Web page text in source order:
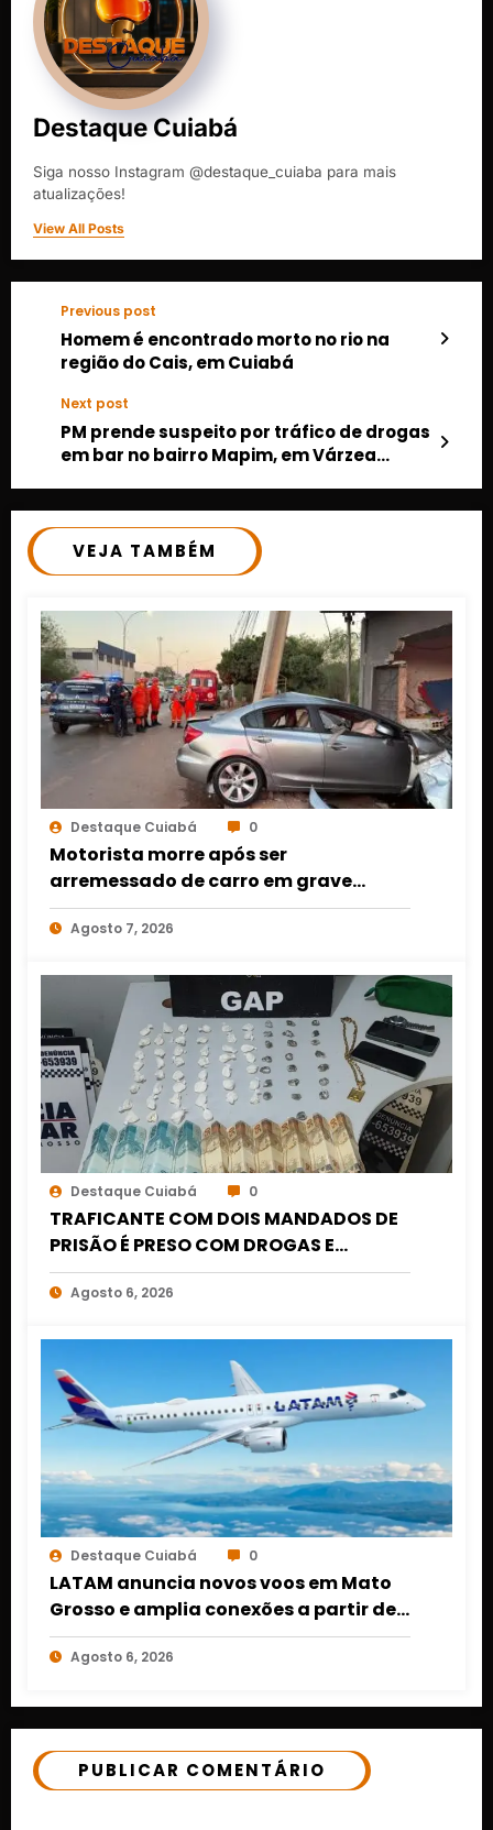
Destaque Cuiabá
Siga nosso Instagram @destaque_cuiaba para mais
atualizações!
View All Posts
Previous post
Homem é encontrado morto no rio na
região do Cais, em Cuiabá
Next post
PM prende suspeito por tráfico de drogas
em bar no bairro Mapim, em Várzea
VEJA TAMBÉM
Destaque Cuiabá 0
Motorista morre após ser
arremessado de carro em grave
acidente em Várzea Grande
Agosto 7, 2026
Destaque Cuiabá 0
TRAFICANTE COM DOIS MANDADOS DE
PRISÃO É PRESO COM DROGAS E
DINHEIRO NO 1º DE MARÇO EM CUIABÁ
Agosto 6, 2026
Destaque Cuiabá 0
LATAM anuncia novos voos em Mato
Grosso e amplia conexões a partir de
Cuiabá e Rondonópolis
Agosto 6, 2026
PUBLICAR COMENTÁRIO